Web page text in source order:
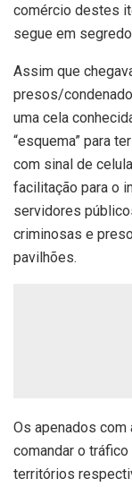
comércio destes
segue em
Assim que
presos/
uma cela
“esquema” para
com sinal de
facilitação para o
servidores
criminosas e
pavilhões.
Os apenados com
comandar o
territórios